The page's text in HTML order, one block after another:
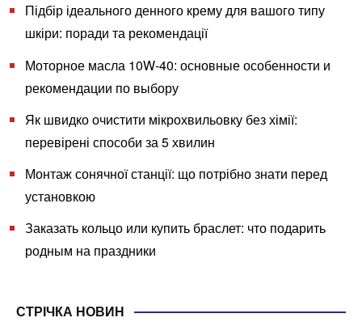
Підбір ідеального денного крему для вашого типу
шкіри: поради та рекомендації
Моторное масла 10W-40: основные особенности и
рекомендации по выбору
Як швидко очистити мікрохвильовку без хімії:
перевірені способи за 5 хвилин
Монтаж сонячної станції: що потрібно знати перед
установкою
Заказать кольцо или купить браслет: что подарить
родным на праздники
СТРІЧКА НОВИН